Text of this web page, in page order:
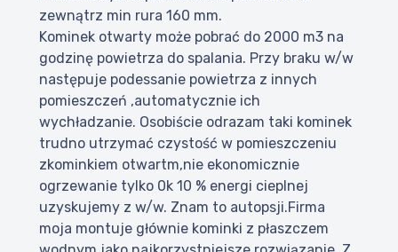
zewnątrz min rura 160 mm.
Kominek otwarty może pobrać do 2000 m3 na
godzinę powietrza do spalania. Przy braku w/w
następuje podessanie powietrza z innych
pomieszczeń ,automatycznie ich
wychładzanie. Osobiście odrazam taki kominek
trudno utrzymać czystość w pomieszczeniu
zkominkiem otwartm,nie ekonomicznie
ogrzewanie tylko 0k 10 % energi cieplnej
uzyskujemy z w/w. Znam to autopsji.Firma
moja montuje głównie kominki z płaszczem